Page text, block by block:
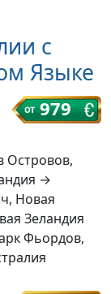
с
Языке
979
Островов,
→
Новая
Зеландия
Фьордов,